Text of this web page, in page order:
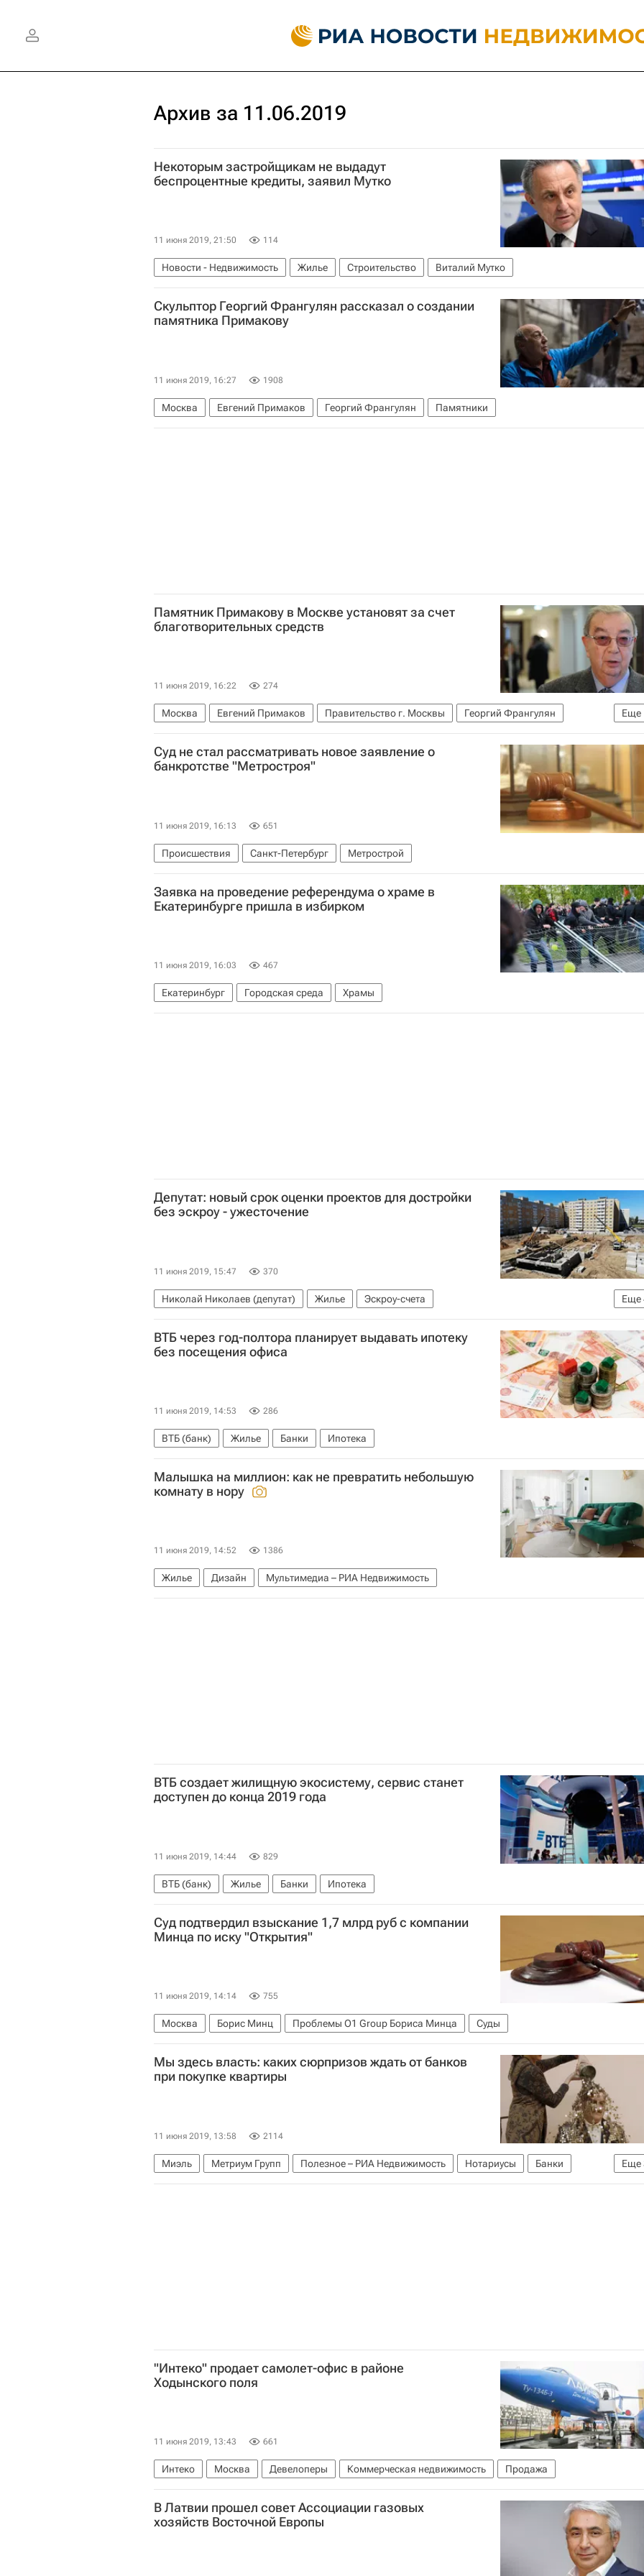
Архив за 11.06.2019
Некоторым застройщикам не выдадут
беспроцентные кредиты, заявил Мутко
11 июня 2019, 21:50 114
Новости - Недвижимость Жилье Строительство Виталий Мутко
Скульптор Георгий Франгулян рассказал о создании
памятника Примакову
11 июня 2019, 16:27 1908
Москва Евгений Примаков Георгий Франгулян Памятники
Памятник Примакову в Москве установят за счет
благотворительных средств
11 июня 2019, 16:22 274
Еще
Москва Евгений Примаков Правительство г. Москвы
Георгий Франгулян
Памятники
Суд не стал рассматривать новое заявление о
банкротстве "Метростроя"
11 июня 2019, 16:13 651
Происшествия Санкт-Петербург Метрострой
Заявка на проведение референдума о храме в
Екатеринбурге пришла в избирком
11 июня 2019, 16:03 467
Екатеринбург Городская среда Храмы
Депутат: новый срок оценки проектов для достройки
без эскроу - ужесточение
11 июня 2019, 15:47 370
Еще
Николай Николаев (депутат) Жилье
Эскроу-счета
Переход строительства жилья в РФ на проектное финансирование
Министерство строительства и жилищно-коммунального хозяйства РФ (Минстрой России)
ВТБ через год-полтора планирует выдавать ипотеку
без посещения офиса
11 июня 2019, 14:53 286
ВТБ (банк) Жилье Банки Ипотека
Малышка на миллион: как не превратить небольшую
комнату в нору
11 июня 2019, 14:52 1386
Жилье Дизайн Мультимедиа – РИА Недвижимость
ВТБ создает жилищную экосистему, сервис станет
доступен до конца 2019 года
11 июня 2019, 14:44 829
ВТБ (банк) Жилье Банки Ипотека
Суд подтвердил взыскание 1,7 млрд руб с компании
Минца по иску "Открытия"
11 июня 2019, 14:14 755
Москва Борис Минц Проблемы O1 Group Бориса Минца Суды
Мы здесь власть: каких сюрпризов ждать от банков
при покупке квартиры
11 июня 2019, 13:58 2114
Еще
Миэль Метриум Групп Полезное – РИА Недвижимость Нотариусы
Банки
Мария Литинецкая
Риелторы Ипотека
"Интеко" продает самолет-офис в районе
Ходынского поля
11 июня 2019, 13:43 661
Интеко Москва Девелоперы Коммерческая недвижимость Продажа
В Латвии прошел совет Ассоциации газовых
хозяйств Восточной Европы